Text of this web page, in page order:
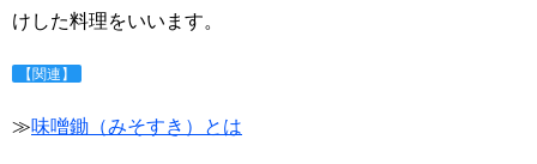
けした料理をいいます。
【関連】
≫味噌鋤（みそすき）とは